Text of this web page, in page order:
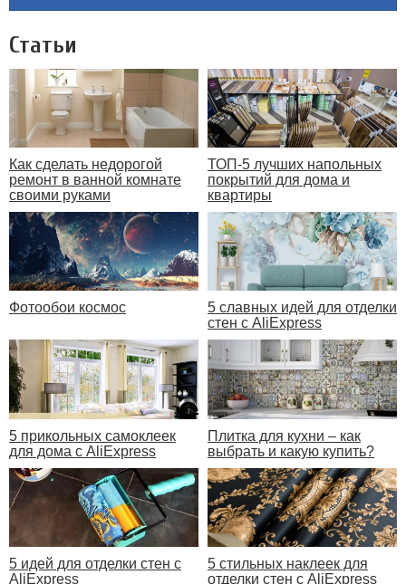
Статьи
Как сделать недорогой
ремонт в ванной комнате
своими руками
ТОП-5 лучших напольных
покрытий для дома и
квартиры
Фотообои космос
5 славных идей для отделки
стен с AliExpress
5 прикольных самоклеек
для дома с AliExpress
Плитка для кухни – как
выбрать и какую купить?
5 идей для отделки стен с
AliExpress
5 стильных наклеек для
отделки стен с AliExpress